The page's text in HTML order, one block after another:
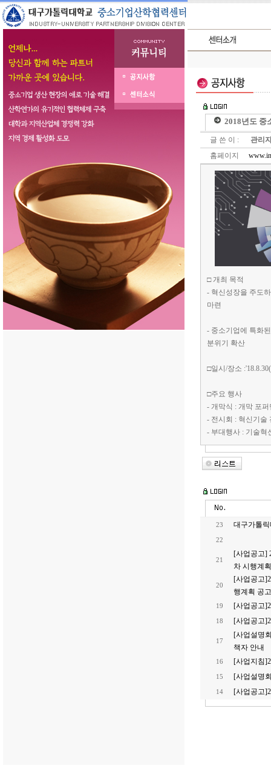
2018년도 중
글 쓴 이 :
관리
홈페이지
□ 개최 목적
- 혁신성장을 주도
마련
- 중소기업에 특화
분위기 확산
□일시/장소
□주요 행사
- 개막식 : 개막 포
- 전시회 : 혁신기술
- 부대행사 : 기술혁
23 대구가톨
22
21
[사업공고]
차 시행계
20
[사업공고
행계획 공고
19 [사업공고
18 [사업공고
17
[사업설명
책자 안내
16 [사업지침
15 [사업설명
14 [사업공고